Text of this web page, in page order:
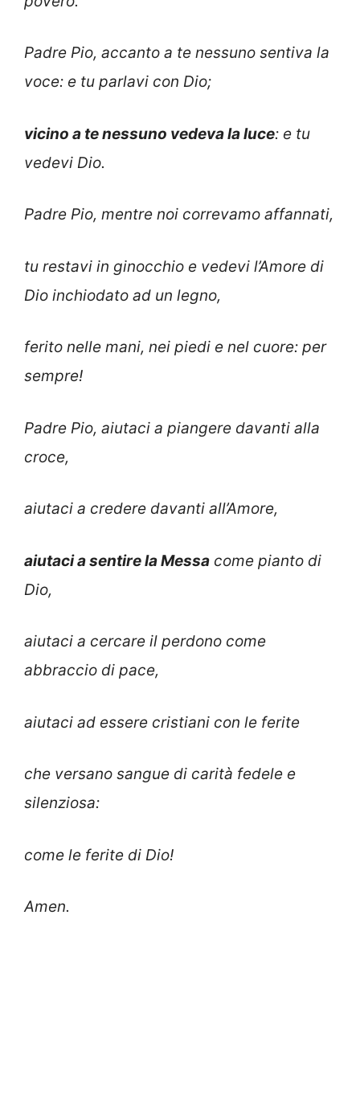
Padre Pio, accanto a te nessuno sentiva la
voce: e tu parlavi con Dio;
vicino a te nessuno vedeva la luce: e tu
vedevi Dio.
Padre Pio, mentre noi correvamo affannati,
tu restavi in ginocchio e vedevi l’Amore di
Dio inchiodato ad un legno,
ferito nelle mani, nei piedi e nel cuore: per
sempre!
Padre Pio, aiutaci a piangere davanti alla
croce,
aiutaci a credere davanti all’Amore,
aiutaci a sentire la Messa come pianto di
Dio,
aiutaci a cercare il perdono come
abbraccio di pace,
aiutaci ad essere cristiani con le ferite
che versano sangue di carità fedele e
silenziosa:
come le ferite di Dio!
Amen.